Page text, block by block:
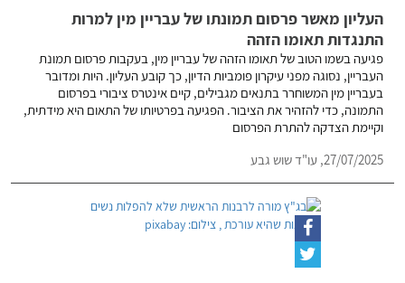
העליון מאשר פרסום תמונתו של עבריין מין למרות
התנגדות תאומו הזהה
פגיעה בשמו הטוב של תאומו הזהה של עבריין מין, בעקבות פרסום תמונת
העבריין, נסוגה מפני עיקרון פומביות הדיון, כך קובע העליון. היות ומדובר
בעבריין מין המשוחרר בתנאים מגבילים, קיים אינטרס ציבורי בפרסום
התמונה, כדי להזהיר את הציבור. הפגיעה בפרטיותו של התאום היא מידתית,
וקיימת הצדקה להתרת הפרסום
27/07/2025, עו"ד שוש גבע